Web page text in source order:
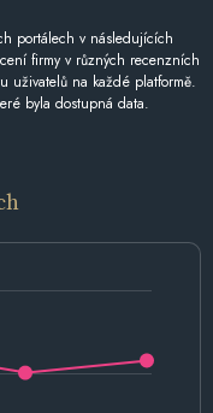
portálech v následujících
firmy v různých recenzních
uživatelů na každé platformě.
byla dostupná data.